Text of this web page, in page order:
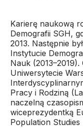
Karierę naukową
Demografii SGH,
2013. Następnie
Instytucie
Nauk
Uniwersytecie
Pracy i Rodziną
naczelną
wiceprezydentką
Population Studies